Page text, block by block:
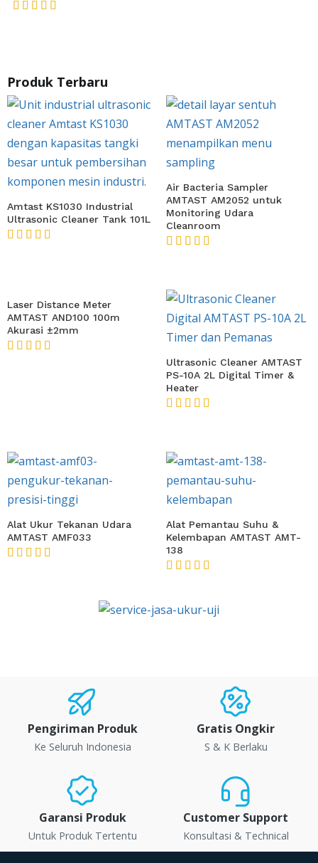
Produk Terbaru
Amtast KS1030 Industrial
Ultrasonic Cleaner Tank 101L
Air Bacteria Sampler
AMTAST AM2052 untuk
Monitoring Udara
Cleanroom
Laser Distance Meter
AMTAST AND100 100m
Akurasi ±2mm
Ultrasonic Cleaner AMTAST
PS-10A 2L Digital Timer &
Heater
Alat Ukur Tekanan Udara
AMTAST AMF033
Alat Pemantau Suhu &
Kelembapan AMTAST AMT-
138
Pengiriman Produk
Ke Seluruh Indonesia
Gratis Ongkir
S & K Berlaku
Garansi Produk
Untuk Produk Tertentu
Customer Support
Konsultasi & Technical